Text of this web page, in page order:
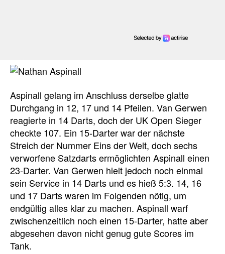
Aspinall gelang im Anschluss derselbe glatte
Durchgang in 12, 17 und 14 Pfeilen. Van Gerwen
reagierte in 14 Darts, doch der UK Open Sieger
checkte 107. Ein 15-Darter war der nächste
Streich der Nummer Eins der Welt, doch sechs
verworfene Satzdarts ermöglichten Aspinall einen
23-Darter. Van Gerwen hielt jedoch noch einmal
sein Service in 14 Darts und es hieß 5:3. 14, 16
und 17 Darts waren im Folgenden nötig, um
endgültig alles klar zu machen. Aspinall warf
zwischenzeitlich noch einen 15-Darter, hatte aber
abgesehen davon nicht genug gute Scores im
Tank.